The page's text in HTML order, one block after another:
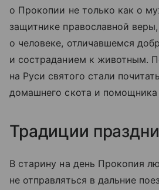
о Прокопии не только как о
защитнике православной
о человеке, отличавшемся
и состраданием к животным.
на Руси святого стали
домашнего скота и помощника
Традиции
В старину на день Прокопия
не отправляться в дальние